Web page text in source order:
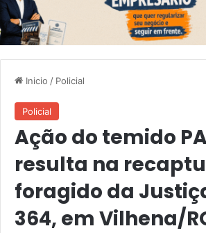
Inicio / Policial
Policial
Ação do temido
resulta na
foragido da
364, em Vilhena/